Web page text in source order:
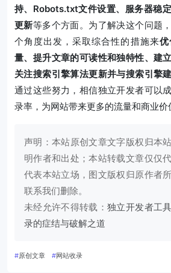
持、Robots.txt文件设置、服务器稳
更新等多个方面。为了解决这个问题
个角度出发，采取综合性的措施来
量、提升文章的可读性和独特性、建
关注搜索引擎算法更新并与搜索引擎
通过这些努力，相信独立开发者可以
录率，为网站带来更多的流量和商业价
声明：本站原创文章文字版权归本
明作者和出处；本站转载文章仅仅
代表本站立场，图文版权归原作者
联系我们删除。
未经允许不得转载：独立开发者工
录的症结与破解之道
#原创文章 #网站收录